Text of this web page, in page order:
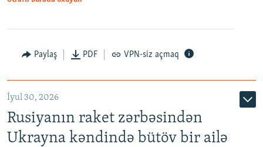
Paylaş PDF VPN-siz açmaq
İyul 30, 2026
Rusiyanın raket zərbəsindən
Ukrayna kəndində bütöv bir ailə